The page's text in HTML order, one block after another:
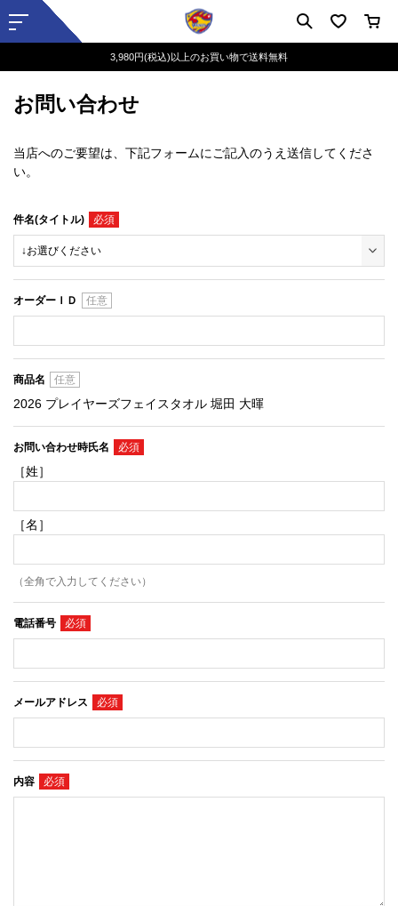
3,980円(税込)以上のお買い物で送料無料
お問い合わせ
当店へのご要望は、下記フォームにご記入のうえ送信してくださ
い。
件名(タイトル)
オーダーＩＤ
商品名
2026 プレイヤーズフェイスタオル 堀田 大暉
お問い合わせ時氏名
［姓］
［名］
（全角で入力してください）
電話番号
メールアドレス
内容